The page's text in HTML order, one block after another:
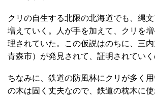
クリの自生する北限の北海道でも、縄
増えていく。人が手を加えて、クリを
理されていた。この仮説はのちに、三
青森市）が発見されて、証明されてい
ちなみに、鉄道の防風林にクリが多く
の木は固く丈夫なので、鉄道の枕木に